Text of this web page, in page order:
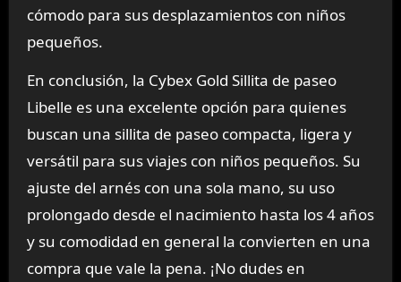
cómodo para sus desplazamientos con niños
pequeños.
En conclusión, la Cybex Gold Sillita de paseo
Libelle es una excelente opción para quienes
buscan una sillita de paseo compacta, ligera y
versátil para sus viajes con niños pequeños. Su
ajuste del arnés con una sola mano, su uso
prolongado desde el nacimiento hasta los 4 años
y su comodidad en general la convierten en una
compra que vale la pena. ¡No dudes en